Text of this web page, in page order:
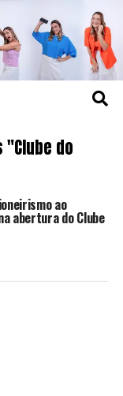
do
ao
abertura do Clube